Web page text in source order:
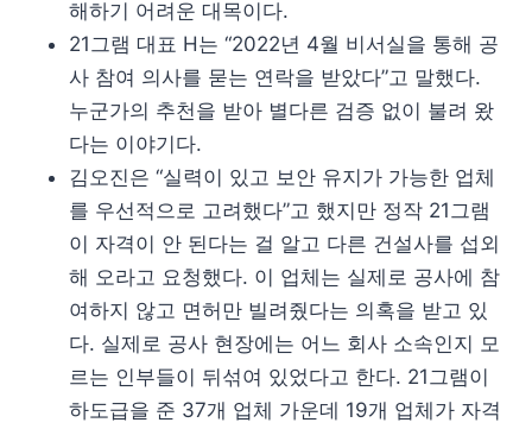
해하기 어려운 대목이다.
21그램 대표 H는 “2022년 4월 비서실을 통해 공
사 참여 의사를 묻는 연락을 받았다”고 말했다.
누군가의 추천을 받아 별다른 검증 없이 불려 왔
다는 이야기다.
김오진은 “실력이 있고 보안 유지가 가능한 업체
를 우선적으로 고려했다”고 했지만 정작 21그램
이 자격이 안 된다는 걸 알고 다른 건설사를 섭외
해 오라고 요청했다. 이 업체는 실제로 공사에 참
여하지 않고 면허만 빌려줬다는 의혹을 받고 있
다. 실제로 공사 현장에는 어느 회사 소속인지 모
르는 인부들이 뒤섞여 있었다고 한다. 21그램이
하도급을 준 37개 업체 가운데 19개 업체가 자격